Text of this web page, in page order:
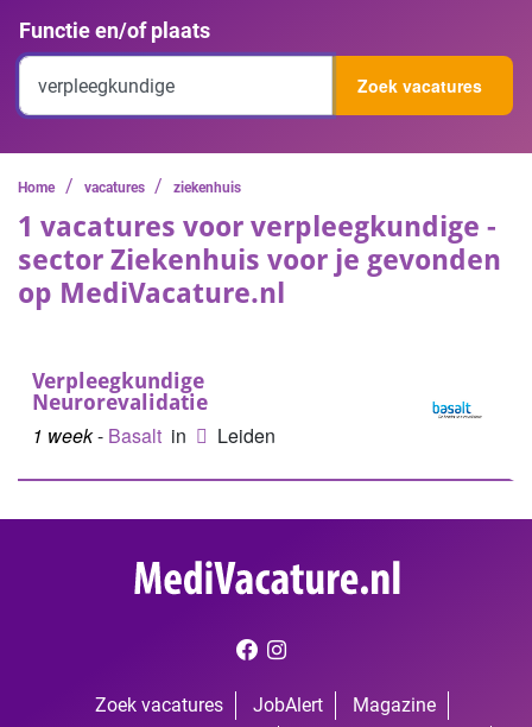
Functie en/of plaats
Zoek vacatures
Home / vacatures / ziekenhuis
1 vacatures voor verpleegkundige -
sector Ziekenhuis voor je gevonden
op MediVacature.nl
Verpleegkundige
Neurorevalidatie
1 week- Basalt in Leiden
Zoek vacatures JobAlert Magazine